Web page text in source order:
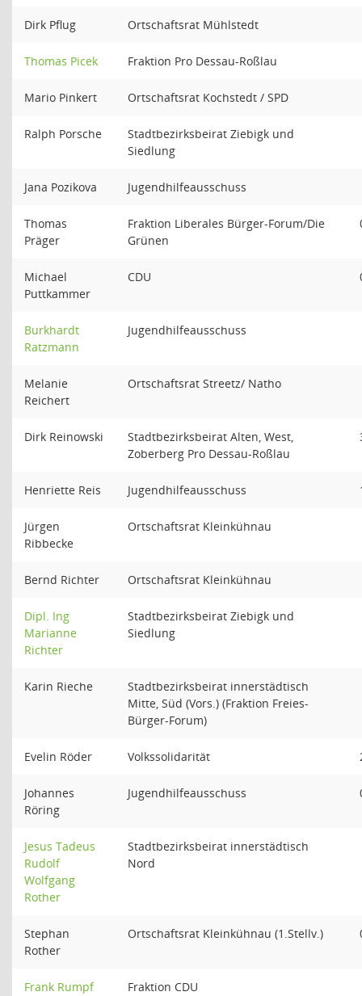
Dirk Pflug Ortschaftsrat Mühlstedt
Thomas Picek Fraktion Pro Dessau-Roßlau
Mario Pinkert Ortschaftsrat Kochstedt / SPD
Ralph Porsche
Stadtbezirksbeirat Ziebigk und
Siedlung
Jana Pozikova Jugendhilfeausschuss
Thomas
Präger
Fraktion Liberales Bürger-Forum/Die
Grünen
Michael
Puttkammer
CDU
Burkhardt
Ratzmann
Jugendhilfeausschuss
Melanie
Reichert
Ortschaftsrat Streetz/ Natho
Dirk Reinowski
Stadtbezirksbeirat Alten, West,
Zoberberg Pro Dessau-Roßlau
Henriette Reis Jugendhilfeausschuss
Jürgen
Ribbecke
Ortschaftsrat Kleinkühnau
Bernd Richter Ortschaftsrat Kleinkühnau
Dipl. Ing
Marianne
Richter
Stadtbezirksbeirat Ziebigk und
Siedlung
Karin Rieche
Stadtbezirksbeirat innerstädtisch
Mitte, Süd (Vors.) (Fraktion Freies-
Bürger-Forum)
Evelin Röder Volkssolidarität
Johannes
Röring
Jugendhilfeausschuss
Jesus Tadeus
Rudolf
Wolfgang
Rother
Stadtbezirksbeirat innerstädtisch
Nord
Stephan
Rother
Ortschaftsrat Kleinkühnau (1.Stellv.)
Frank Rumpf Fraktion CDU